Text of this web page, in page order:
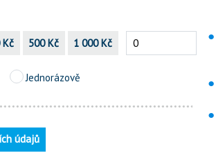
Kč 500 Kč 1 000 Kč
Jednorázově
údajů